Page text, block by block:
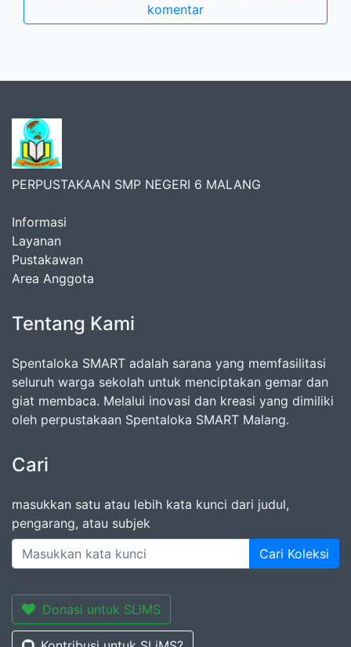
komentar
PERPUSTAKAAN SMP NEGERI 6 MALANG
Informasi
Layanan
Pustakawan
Area Anggota
Tentang Kami
Spentaloka SMART adalah sarana yang memfasilitasi
seluruh warga sekolah untuk menciptakan gemar dan
giat membaca. Melalui inovasi dan kreasi yang dimiliki
oleh perpustakaan Spentaloka SMART Malang.
Cari
masukkan satu atau lebih kata kunci dari judul,
pengarang, atau subjek
Cari Koleksi
Donasi untuk SLiMS